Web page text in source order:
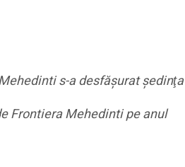
s-a desfăşurat şedinţa
Frontiera Mehedinti pe anul